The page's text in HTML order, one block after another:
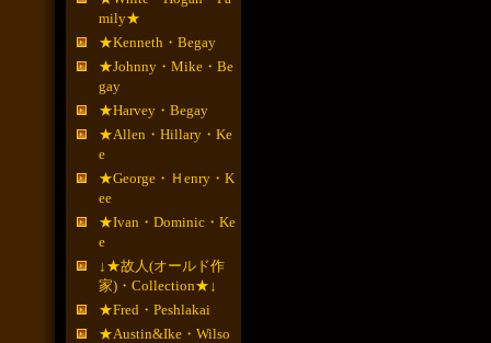
mily★
★Kenneth・Begay
★Johnny・Mike・Be
gay
★Harvey・Begay
★Allen・Hillary・Ke
e
★George・Ｈenry・K
ee
★Ivan・Dominic・Ke
e
↓★故人(オールド作
家)・Collection★↓
★Fred・Peshlakai
★Austin&Ike・Wilso